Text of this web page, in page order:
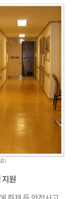
R
L
복
사
유
기
크
변
경
하
기
작
변
원